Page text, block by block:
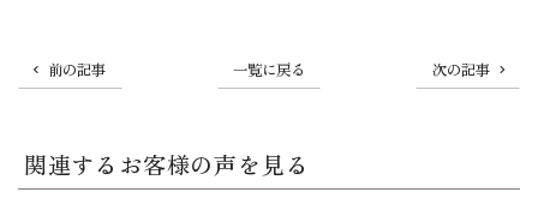
前の記事 一覧に戻る 次の記事
関連するお客様の声を見る